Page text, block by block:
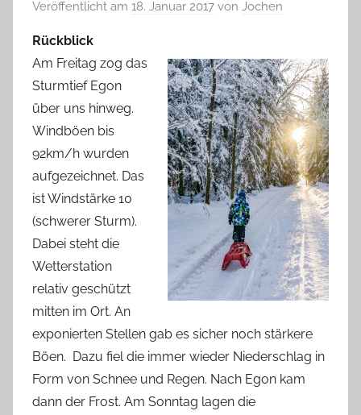
Veröffentlicht am 18. Januar 2017 von Jochen
Rückblick
Am Freitag zog das
Sturmtief Egon
über uns hinweg.
Windböen bis
92km/h wurden
aufgezeichnet. Das
ist Windstärke 10
(schwerer Sturm).
Dabei steht die
Wetterstation
relativ geschützt
mitten im Ort. An
exponierten Stellen gab es sicher noch stärkere
Böen. Dazu fiel die immer wieder Niederschlag in
Form von Schnee und Regen. Nach Egon kam
dann der Frost. Am Sonntag lagen die